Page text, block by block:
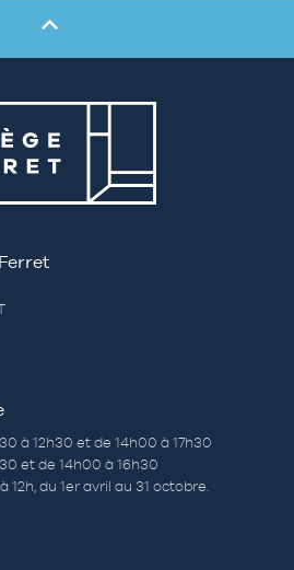
à 12h30 et de 14h00 à 17h30
et de 14h00 à 16h30
du 1er avril au 31 octobre.